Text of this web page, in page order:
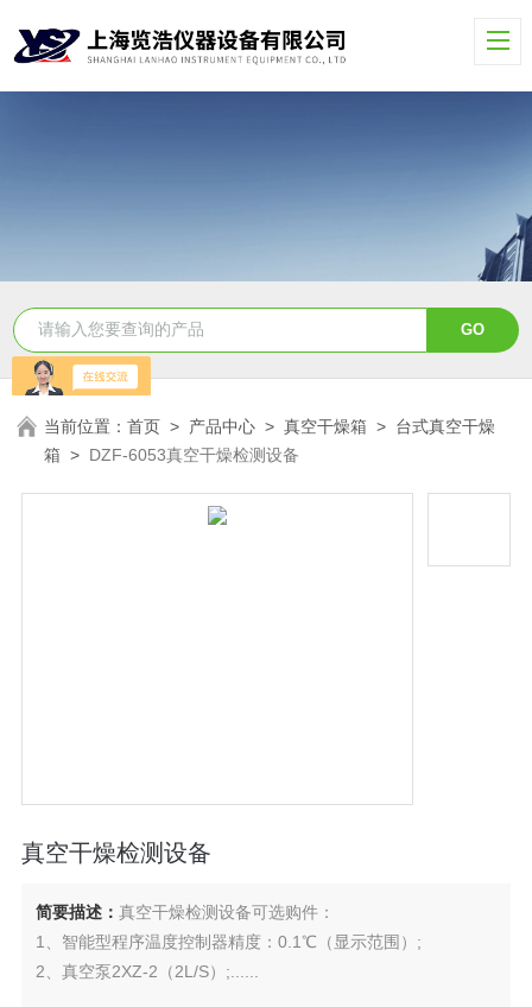
当前位置：首页 > 产品中心 >真空干燥箱 > 台式真空干燥
箱 > DZF-6053真空干燥检测设备
真空干燥检测设备
简要描述： 真空干燥检测设备可选购件：
1、智能型程序温度控制器精度：0.1℃（显示范围）;
2、真空泵2XZ-2（2L/S）;......